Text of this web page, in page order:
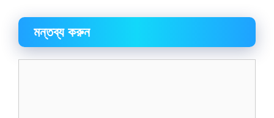
মন্তব্য করুন